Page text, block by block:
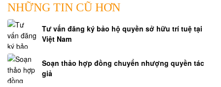
NHỮNG TIN CŨ HƠN
Tư vấn đăng ký bảo hộ quyền sở hữu trí tuệ tại
Việt Nam
Soạn thảo hợp đồng chuyển nhượng quyền tác
giả